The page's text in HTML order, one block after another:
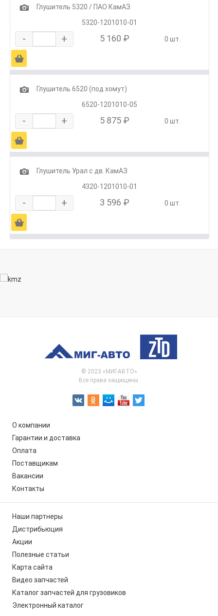
1
Глушитель 5320 / ПАО КамАЗ
5320-1201010-01
- + 5 160 ₽ 0 шт.
Ä
1
Глушитель 6520 (под хомут)
6520-1201010-05
- + 5 875 ₽ 0 шт.
Ä
1
Глушитель Урал с дв. КамАЗ
4320-1201010-01
- + 3 596 ₽ 0 шт.
Ä
© 2023 «МИГ-АВТО»
Все права защищены.
О компании
Гарантии и доставка
Оплата
Поставщикам
Вакансии
Контакты
Наши партнеры
Дистрибьюция
Акции
Полезные статьи
Карта сайта
Видео запчастей
Каталог запчастей для грузовиков
Электронный каталог